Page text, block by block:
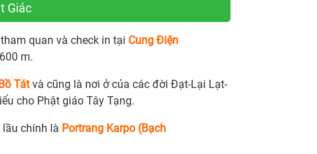
Giác
quan và check in tại Cung Điện
m.
Tátvà cũng là nơi ở của các đời Đạt-Lại Lạt-
cho Phật giáo Tây Tạng.
chính là Portrang Karpo (Bạch